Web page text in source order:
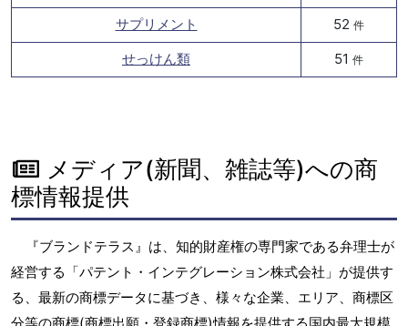
サプリメント 52 件
せっけん類 51 件
メディア(新聞、雑誌等)への商
標情報提供
『ブランドテラス』は、知的財産権の専門家である弁理士が
経営する「パテント・インテグレーション株式会社」が提供す
る、最新の商標データに基づき、様々な企業、エリア、商標区
分等の商標(商標出願・登録商標)情報を提供する国内最大規模